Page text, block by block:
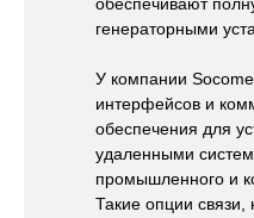
генераторными
У компании
интерфейсов и
обеспечения для
удаленными
промышленного и
Такие опции связи,